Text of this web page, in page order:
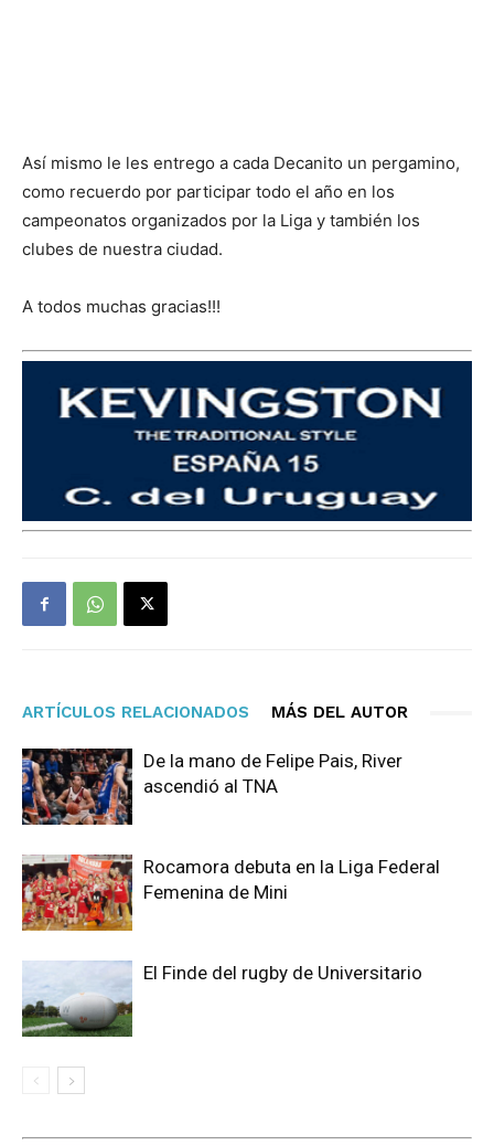
Así mismo le les entrego a cada Decanito un pergamino,
como recuerdo por participar todo el año en los
campeonatos organizados por la Liga y también los
clubes de nuestra ciudad.
A todos muchas gracias!!!
ARTÍCULOS RELACIONADOS MÁS DEL AUTOR
De la mano de Felipe Pais, River
ascendió al TNA
Rocamora debuta en la Liga Federal
Femenina de Mini
El Finde del rugby de Universitario